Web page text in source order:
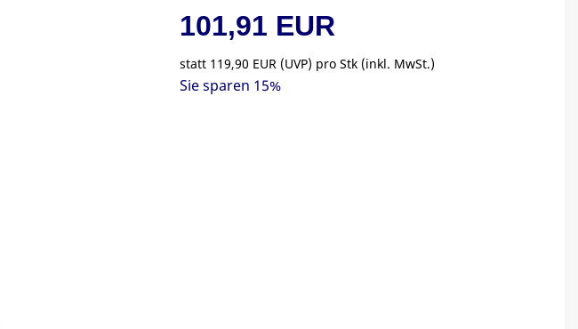
101,91 EUR
statt 119,90 EUR (UVP) pro Stk (inkl. MwSt.)
Sie sparen 15%